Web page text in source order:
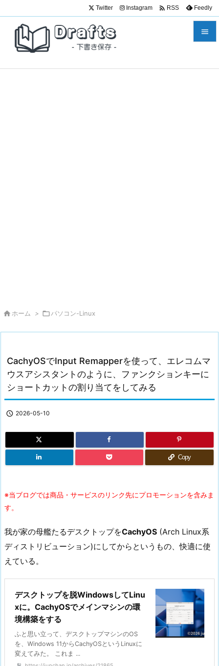

Twitter Instagram  RSS Feedly
 ホーム > パソコン-Linux
CachyOSでInput Remapperを使って、エレコムマ
ウスアシスタントのように、ファンクションキーに
ショートカットの割り当てをしてみる
 2026-05-10
Copy
※当ブログでは商品・サービスのリンク先にプロモーションを含みま
す。
我が家の母艦たるデスクトップをCachyOS (Arch Linux系
ディストリビューション)にしてからというもの、快適に使
えている。
デスクトップを脱WindowsしてLinu
xに。CachyOSでメインマシンの環
境構築をする
ふと思い立って、デスクトップマシンのOS
を、Windows 11からCachyOSというLinuxに
変えてみた。 これま ...